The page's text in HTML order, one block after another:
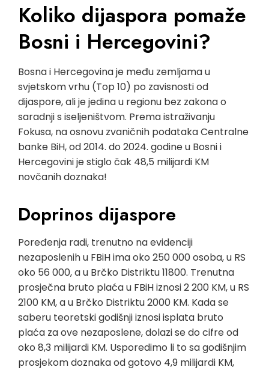
Koliko dijaspora pomaže
Bosni i Hercegovini?
Bosna i Hercegovina je među zemljama u
svjetskom vrhu (Top 10) po zavisnosti od
dijaspore, ali je jedina u regionu bez zakona o
saradnji s iseljeništvom. Prema istraživanju
Fokusa, na osnovu zvaničnih podataka Centralne
banke BiH, od 2014. do 2024. godine u Bosni i
Hercegovini je stiglo čak 48,5 milijardi KM
novčanih doznaka!
Doprinos dijaspore
Poređenja radi, trenutno na evidenciji
nezaposlenih u FBiH ima oko 250 000 osoba, u RS
oko 56 000, a u Brčko Distriktu 11800. Trenutna
prosječna bruto plaća u FBiH iznosi 2 200 KM, u RS
2100 KM, a u Brčko Distriktu 2000 KM. Kada se
saberu teoretski godišnji iznosi isplata bruto
plaća za ove nezaposlene, dolazi se do cifre od
oko 8,3 milijardi KM. Usporedimo li to sa godišnjim
prosjekom doznaka od gotovo 4,9 milijardi KM,